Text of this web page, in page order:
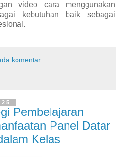
video cara menggunakan
kebutuhan baik sebagai
komentar:
Pembelajaran
Panel Datar
Kelas